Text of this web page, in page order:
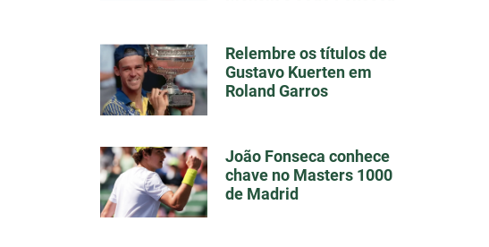
Relembre os títulos de
Gustavo Kuerten em
Roland Garros
João Fonseca conhece
chave no Masters 1000
de Madrid